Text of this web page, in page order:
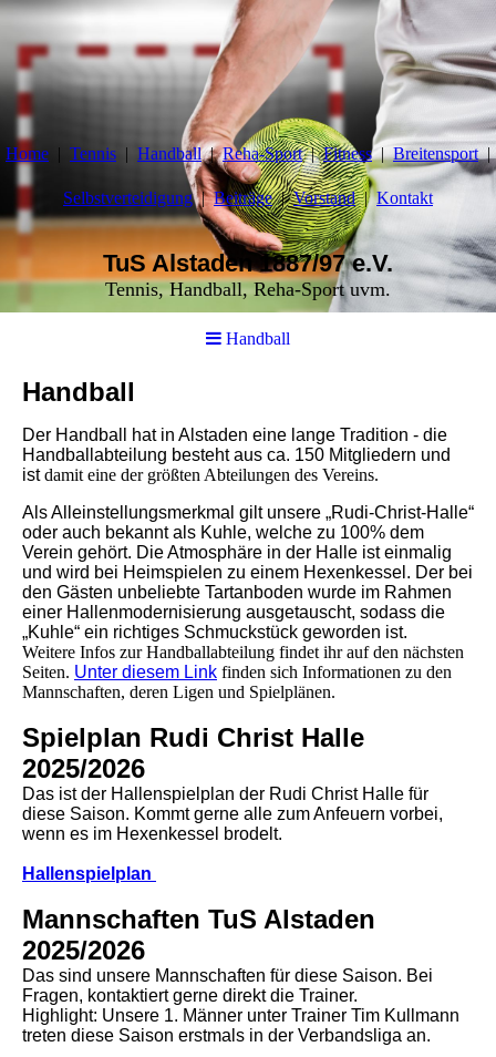
Home Tennis Handball Reha-Sport Fitness Breitensport
Selbstverteidigung Beiträge Vorstand Kontakt
TuS Alstaden 1887/97 e.V.
Tennis, Handball, Reha-Sport uvm.
Handball
Handball
Der Handball hat in Alstaden eine lange Tradition - die
Handballabteilung besteht aus ca. 150 Mitgliedern und
istdamit eine der größten Abteilungen des Vereins.
Als Alleinstellungsmerkmal gilt unsere „Rudi-Christ-Halle“
oder auch bekannt als Kuhle, welche zu 100% dem
Verein gehört. Die Atmosphäre in der Halle ist einmalig
und wird bei Heimspielen zu einem Hexenkessel. Der bei
den Gästen unbeliebte Tartanboden wurde im Rahmen
einer Hallenmodernisierung ausgetauscht, sodass die
„Kuhle“ ein richtiges Schmuckstück geworden ist.
Weitere Infos zur Handballabteilung findet ihr auf den nächsten
Seiten. Unter diesem Link finden sich Informationen zu den
Mannschaften, deren Ligen und Spielplänen.
Spielplan Rudi Christ Halle
2025/2026
Das ist der Hallenspielplan der Rudi Christ Halle für
diese Saison. Kommt gerne alle zum Anfeuern vorbei,
wenn es im Hexenkessel brodelt.
Hallenspielplan
Mannschaften TuS Alstaden
2025/2026
Das sind unsere Mannschaften für diese Saison. Bei
Fragen, kontaktiert gerne direkt die Trainer.
Highlight: Unsere 1. Männer unter Trainer Tim Kullmann
treten diese Saison erstmals in der Verbandsliga an.